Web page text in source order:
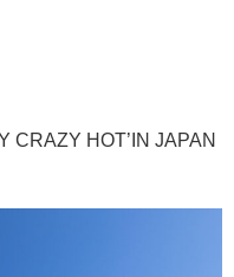
CRAZY HOT’IN JAPAN